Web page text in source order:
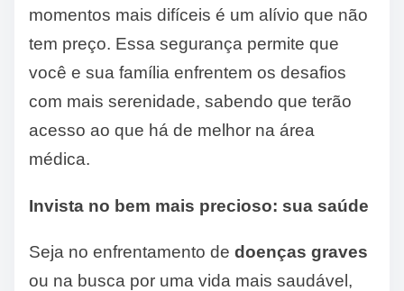
momentos mais difíceis é um alívio que não
tem preço. Essa segurança permite que
você e sua família enfrentem os desafios
com mais serenidade, sabendo que terão
acesso ao que há de melhor na área
médica.
Invista no bem mais precioso: sua saúde
Seja no enfrentamento de doenças graves
ou na busca por uma vida mais saudável,